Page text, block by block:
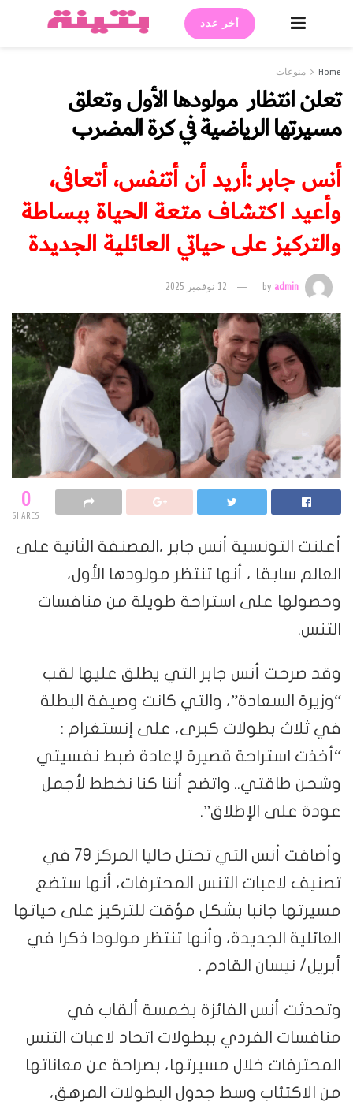
أخر عدد
Home منوعات
تعلن انتظار مولودها الأول وتعلق
مسيرتها الرياضية في كرة المضرب
أنس جابر :أريد أن أتنفس، أتعافى،
وأعيد اكتشاف متعة الحياة ببساطة
والتركيز على حياتي العائلية الجديدة
byadmin 12 نوفمبر 2025
0
SHARES
أعلنت التونسية أنس جابر ،المصنفة الثانية على
العالم سابقا ، أنها تنتظر مولودها الأول،
وحصولها على استراحة طويلة من منافسات
التنس.
وقد صرحت أنس جابر التي يطلق عليها لقب
“وزيرة السعادة”، والتي كانت وصيفة البطلة
في ثلاث بطولات كبرى، على إنستغرام :
“أخذت استراحة قصيرة لإعادة ضبط نفسيتي
وشحن طاقتي.. واتضح أننا كنا نخطط لأجمل
عودة على الإطلاق”.
وأضافت أنس التي تحتل حاليا المركز 79 في
تصنيف لاعبات التنس المحترفات، أنها ستضع
مسيرتها جانبا بشكل مؤقت للتركيز على حياتها
العائلية الجديدة، وأنها تنتظر مولودا ذكرا في
أبريل/ نيسان القادم .
وتحدثت أنس الفائزة بخمسة ألقاب في
منافسات الفردي ببطولات اتحاد لاعبات التنس
المحترفات خلال مسيرتها، بصراحة عن معاناتها
من الاكتئاب وسط جدول البطولات المرهق،